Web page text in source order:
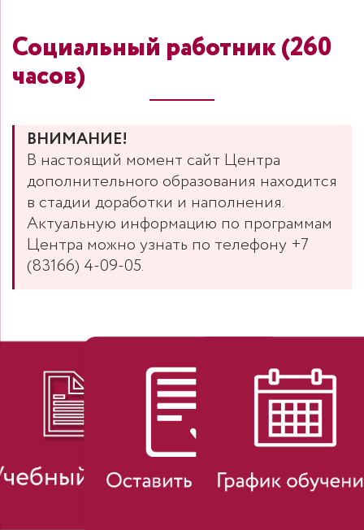
Социальный работник (260
часов)
ВНИМАНИЕ!
В настоящий момент сайт Центра
дополнительного образования находится
в стадии доработки и наполнения.
Актуальную информацию по программам
Центра можно узнать по телефону +7
(83166) 4-09-05.